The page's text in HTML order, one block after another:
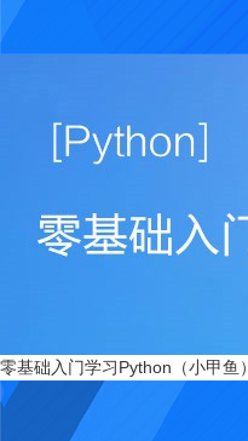
零基础入门学习Python（小甲鱼）